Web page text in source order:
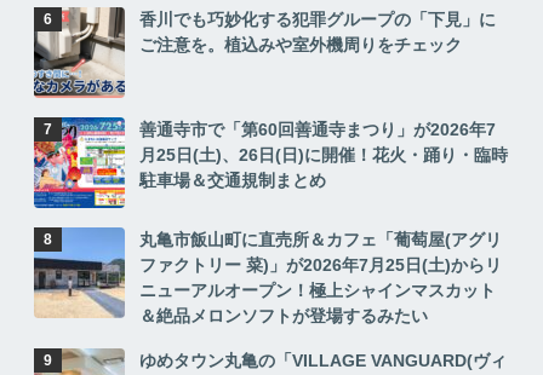
香川でも巧妙化する犯罪グループの「下見」に
ご注意を。植込みや室外機周りをチェック
善通寺市で「第60回善通寺まつり」が2026年7
月25日(土)、26日(日)に開催！花火・踊り・臨時
駐車場＆交通規制まとめ
丸亀市飯山町に直売所＆カフェ「葡萄屋(アグリ
ファクトリー 菜)」が2026年7月25日(土)からリ
ニューアルオープン！極上シャインマスカット
＆絶品メロンソフトが登場するみたい
ゆめタウン丸亀の「VILLAGE VANGUARD(ヴィ